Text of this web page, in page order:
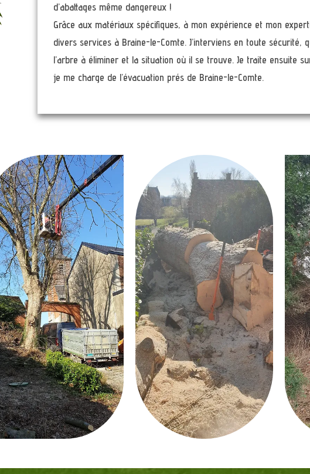
d’abattages même dangereux !
Grâce aux matériaux spécifiques, à mon expérience et mon
divers services à Braine-le-Comte. J’interviens en toute sécurité,
l’arbre à éliminer et la situation où il se trouve. Je traite ensuite
je me charge de l’évacuation prés de Braine-le-Comte.